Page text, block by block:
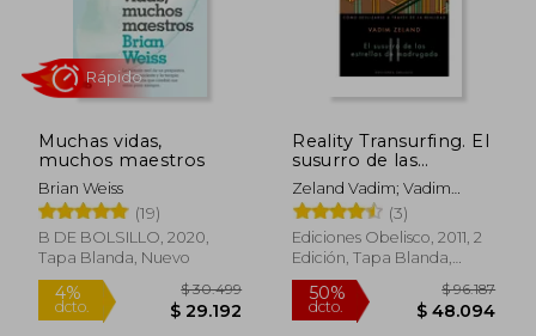
50%
$ 61.464
50%
$
Muchas vidas,
muchos maestros
Brian Weiss
(19)
B DE BOLSILLO, 2020,
Tapa Blanda, Nuevo
Reality Transurfing. El
susurro de las
estrellas de
madrugada vol. II
Zeland Vadim; Vadim
Zeland
(3)
Ediciones Obelisco, 2011, 2
Edición, Tapa Blanda,
Nuevo